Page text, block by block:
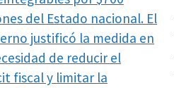
del Estado nacional. El
justificó la medida en
de reducir el
fiscal y limitar la